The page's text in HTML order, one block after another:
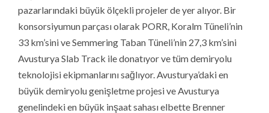
pazarlarındaki büyük ölçekli projeler de yer alıyor. Bir
konsorsiyumun parçası olarak PORR, Koralm Tüneli’nin
33 km’sini ve Semmering Taban Tüneli’nin 27,3 km’sini
Avusturya Slab Track ile donatıyor ve tüm demiryolu
teknolojisi ekipmanlarını sağlıyor. Avusturya’daki en
büyük demiryolu genişletme projesi ve Avusturya
genelindeki en büyük inşaat sahası elbette Brenner